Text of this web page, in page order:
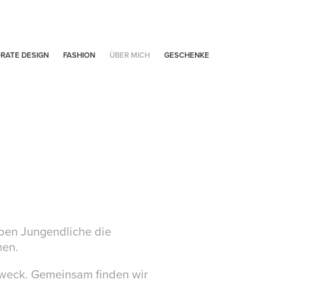
DESIGN FASHION ÜBER MICH GESCHENKE
Jungendliche die
Gemeinsam finden wir